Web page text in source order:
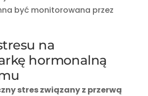
być monitorowana przez
na
hormonalną
stres związany z przerwą